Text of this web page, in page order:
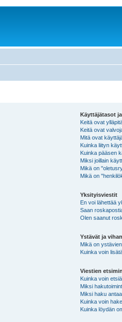
Käyttäjätasot
Keitä ovat
Keitä ovat
Mitä ovat
Kuinka liityn
Kuinka pääsen
Miksi joillain
Mikä on
Mikä on
Yksityisviestit
En voi lähettää
Saan
Olen saanut
Ystävät ja
Mikä on
Kuinka voin
Viestien
Kuinka voin
Miksi
Miksi haku
Kuinka voin
Kuinka löydän